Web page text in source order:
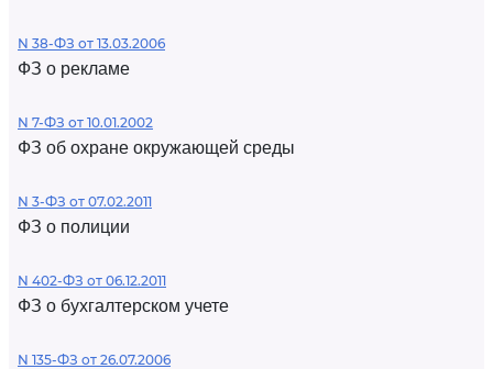
N 38-ФЗ от 13.03.2006
ФЗ о рекламе
N 7-ФЗ от 10.01.2002
ФЗ об охране окружающей среды
N 3-ФЗ от 07.02.2011
ФЗ о полиции
N 402-ФЗ от 06.12.2011
ФЗ о бухгалтерском учете
N 135-ФЗ от 26.07.2006